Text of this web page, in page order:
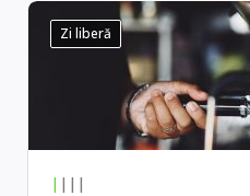
Zi liberă
| |||